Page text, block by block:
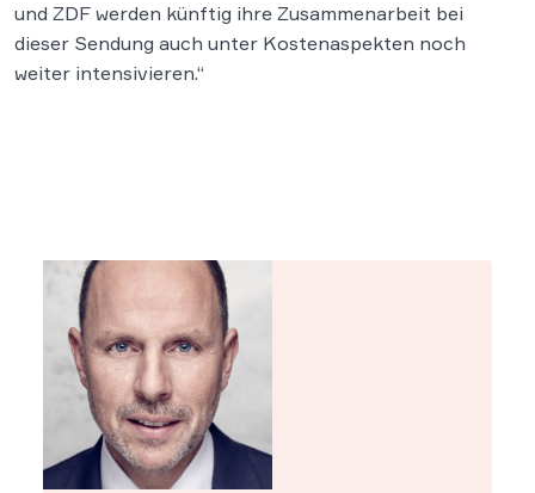
und ZDF werden künftig ihre Zusammenarbeit bei
dieser Sendung auch unter Kostenaspekten noch
weiter intensivieren.“